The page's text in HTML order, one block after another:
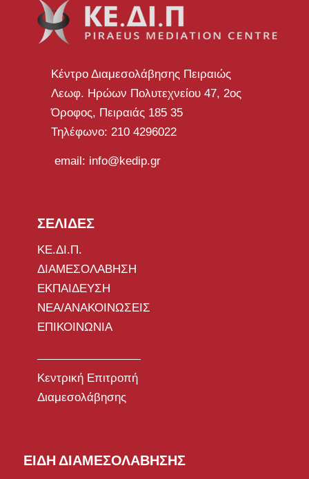
Κέντρο Διαμεσολάβησης Πειραιώς
Λεωφ. Ηρώων Πολυτεχνείου 47, 2ος
Όροφος, Πειραιάς 185 35
Τηλέφωνο: 210 4296022
email: info@kedip.gr
ΣΕΛΙΔΕΣ
ΚΕ.ΔΙ.Π.
ΔΙΑΜΕΣΟΛΑΒΗΣΗ
ΕΚΠΑΙΔΕΥΣΗ
ΝΕΑ/ΑΝΑΚΟΙΝΩΣΕΙΣ
ΕΠΙΚΟΙΝΩΝΙΑ
Κεντρική Επιτροπή
Διαμεσολάβησης
ΕΙΔΗ ΔΙΑΜΕΣΟΛΑΒΗΣΗΣ